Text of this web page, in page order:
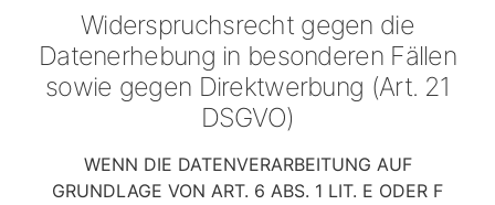
Widerspruchsrecht gegen die
Datenerhebung in besonderen Fällen
sowie gegen Direktwerbung (Art. 21
DSGVO)
WENN DIE DATENVERARBEITUNG AUF
GRUNDLAGE VON ART. 6 ABS. 1 LIT. E ODER F